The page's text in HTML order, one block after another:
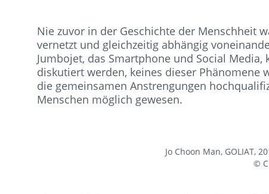
Nie zuvor in der Geschichte der Menschheit
vernetzt und gleichzeitig abhängig
Jumbojet, das Smartphone und Social
diskutiert werden, keines dieser Phänomene
die gemeinsamen Anstrengungen
Menschen möglich gewesen.
Jo Choon Man, GOLIAT,
©